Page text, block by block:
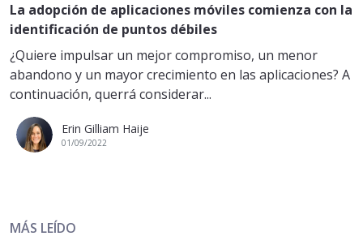
La adopción de aplicaciones móviles comienza con la
identificación de puntos débiles
¿Quiere impulsar un mejor compromiso, un menor
abandono y un mayor crecimiento en las aplicaciones? A
continuación, querrá considerar...
Erin Gilliam Haije
01/09/2022
MÁS LEÍDO